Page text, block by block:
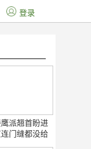
派翘首盼进
门缝都没给
登录